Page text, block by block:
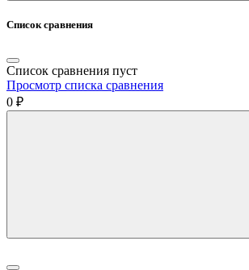
Список сравнения
Список сравнения пуст
Просмотр списка сравнения
0 ₽